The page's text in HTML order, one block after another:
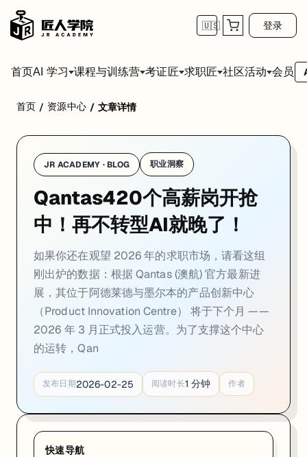
🇺🇸 登录
首页AI 学习 课程与训练营 考证匠 求职匠 社区活动 会员
如果你还在观望 2026 年的求职市场，请看这组刚出炉的数据：
根据 Qantas (澳航) 官方最新进展，其位于阿德莱德与墨尔本的
为了支撑这个中心的运转，Qantas 正在全澳范围内疯狂吸纳超过
首页 / 资源中心 / 文章详情
JR ACADEMY · BLOG 职业洞察
Qantas420个高薪岗开抢
中！再不转型AI就晚了！
如果你还在观望 2026 年的求职市场，请看这组
刚出炉的数据：根据 Qantas (澳航) 官方最新进
展，其位于阿德莱德与墨尔本的产品创新中心
（Product Innovation Centre） 将于下个月 ——
2026 年 3 月正式投入运营。为了支撑这个中心
的运转，Qan
发布日期2026-02-25 阅读时长1 分钟 作者
快速导航